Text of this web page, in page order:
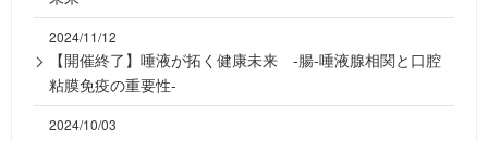
2024/11/12
【開催終了】唾液が拓く健康未来 -腸-唾液腺相関と口腔
粘膜免疫の重要性-
2024/10/03